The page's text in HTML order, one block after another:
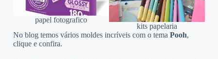
papel fotografico
kits papelaria
No blog temos vários moldes incríveis com o tema Pooh,
clique e confira.